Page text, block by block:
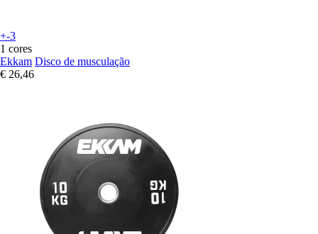
+-3
1 cores
Ekkam Disco de musculação
€ 26,46